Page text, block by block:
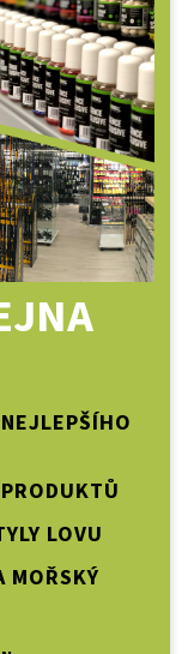
LOVU
MOŘSKÝ